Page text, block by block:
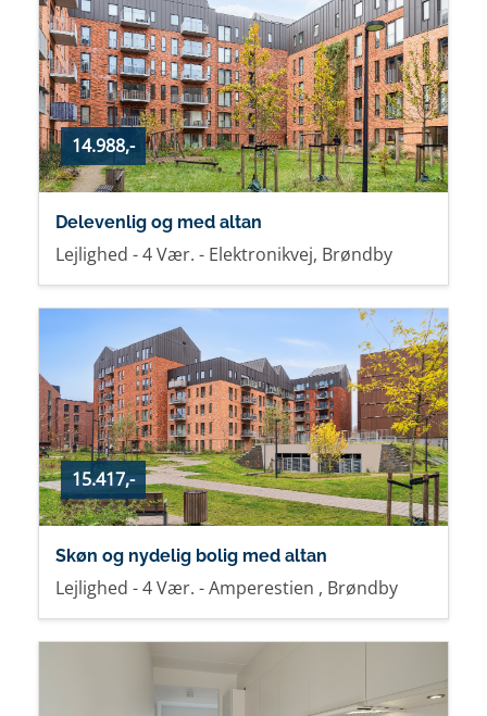
14.988,-
Delevenlig og med altan
Lejlighed - 4 Vær. - Elektronikvej, Brøndby
15.417,-
Skøn og nydelig bolig med altan
Lejlighed - 4 Vær. - Amperestien , Brøndby